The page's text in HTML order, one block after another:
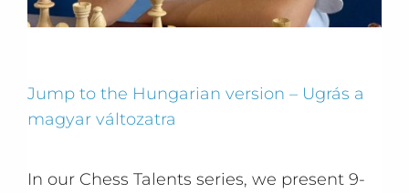
Jump to the Hungarian version – Ugrás a
magyar változatra
In our Chess Talents series, we present 9-